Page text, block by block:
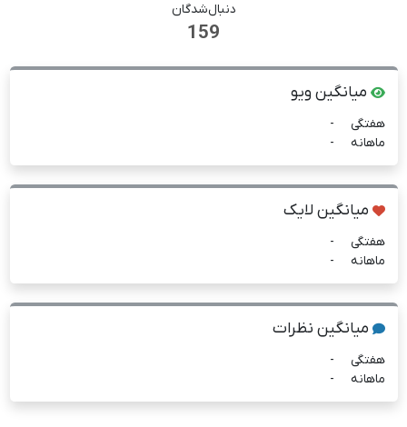
دنبال‌شدگان
159
میانگین ویو
هفتگی
-
ماهانه
-
میانگین لایک
هفتگی
-
ماهانه
-
میانگین نظرات
هفتگی
-
ماهانه
-